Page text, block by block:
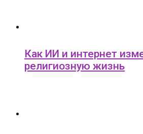
Как ИИ и интернет
религиозную жизнь